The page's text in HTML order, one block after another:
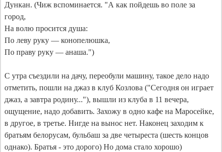
Дункан. (Чиж вспоминается. "А как пойдешь во поле за
город,
На волю просится душа:
По леву руку — конопелюшка,
По праву руку — анаша.")
С утра съездили на дачу, переобули машину, такое дело надо
отметить, пошли на джаз в клуб Козлова ("Сегодня он играет
джаз, а завтра родину..."), вышли из клуба в 11 вечера,
ощущение, надо добавить. Захожу в одно кафе на Маросейке,
в другое, в третье. Нигде на вынос нет. Наконец заходим к
братьям белорусам, бульбаш за две четыреста (шесть концов
однако). Братья - это дорого) Но дома стало хорошо)